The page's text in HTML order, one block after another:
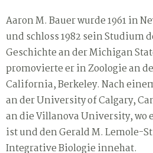
Aaron M. Bauer wurde 1961 in
und schloss 1982 sein Studium
Geschichte an der Michigan
promovierte er in Zoologie an
California, Berkeley. Nach
an der University of Calgary,
an die Villanova University, wo
ist und den Gerald M. Lemole-
Integrative Biologie innehat.